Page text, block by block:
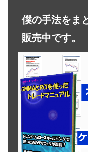
僕の手法をま
販売中です。